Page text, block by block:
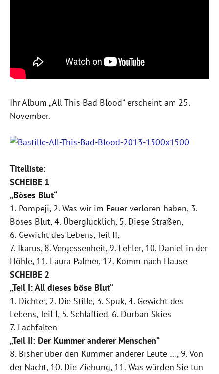
Ihr Album „All This Bad Blood“ erscheint am 25.
November.
Titelliste:
SCHEIBE 1
„Böses Blut“
1. Pompeji, 2. Was wir im Feuer verloren haben, 3.
Böses Blut, 4. Überglücklich, 5. Diese Straßen,
6. Gewicht des Lebens, Teil II,
7. Ikarus, 8. Vergessenheit, 9. Fehler, 10. Daniel in der
Höhle, 11. Laura Palmer, 12. Komm nach Hause
SCHEIBE 2
„Teil I: All dieses böse Blut“
1. Dichter, 2. Die Stille, 3. Spuk, 4. Gewicht des
Lebens, Teil I, 5. Schlaflied, 6. Durban Skies
7. Lachfalten
„Teil II: Der Kummer anderer Menschen“
8. Bisher über den Kummer anderer Leute …, 9. Von
der Nacht, 10. Die Ziehung, 11. Was würden Sie tun